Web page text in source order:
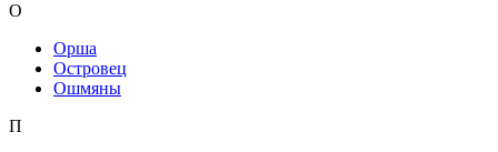
О
Орша
Островец
Ошмяны
П